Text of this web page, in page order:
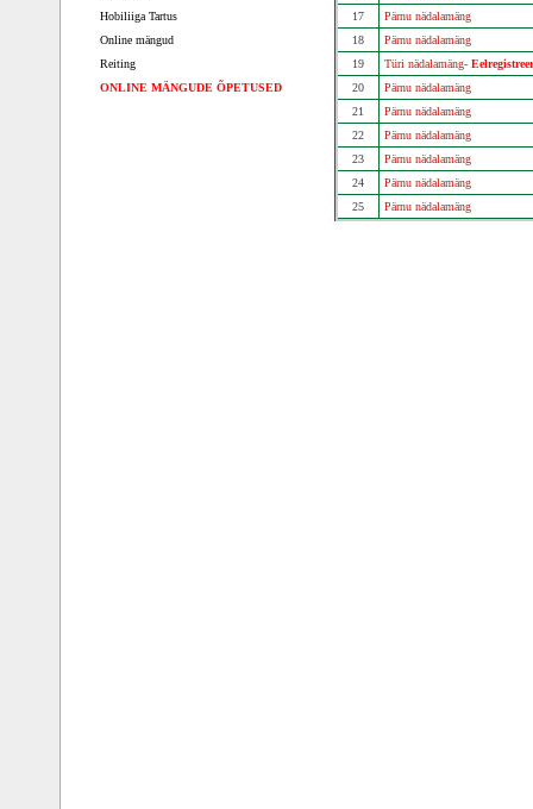
Hobiliiga Tartus
Online mängud
Reiting
ONLINE MÄNGUDE ÕPETUSED
17
Pärnu nädalamäng
18
Pärnu nädalamäng
19
Türi nädalamäng-
20
Pärnu nädalamäng
21
Pärnu nädalamäng
22
Pärnu nädalamäng
23
Pärnu nädalamäng
24
Pärnu nädalamäng
25
Pärnu nädalamäng